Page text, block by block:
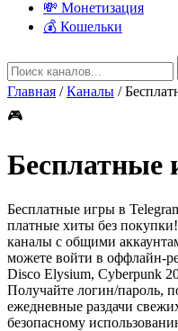
💸 Монетизация
💰 Кошельки
Главная / Каналы /
🎮
Бесплатные
Бесплатные игры в
платные хиты без
каналы с общими
можете войти в оффлайн-
Disco Elysium, Cyberpunk
Получайте логин/пароль,
ежедневные раздачи
безопасному